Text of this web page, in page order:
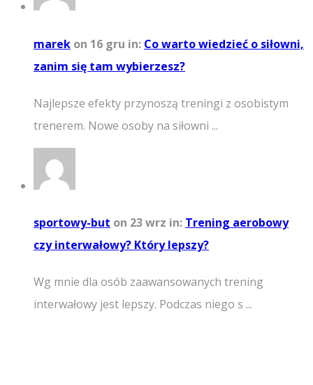
marek on 16 gru in: Co warto wiedzieć o siłowni,
zanim się tam wybierzesz?
Najlepsze efekty przynoszą treningi z osobistym
trenerem. Nowe osoby na siłowni ...
sportowy-but on 23 wrz in: Trening aerobowy
czy interwałowy? Który lepszy?
Wg mnie dla osób zaawansowanych trening
interwałowy jest lepszy. Podczas niego s ...